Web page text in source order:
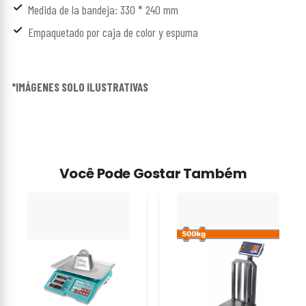
Medida de la bandeja: 330 * 240 mm
Empaquetado por caja de color y espuma
*IMÁGENES SOLO ILUSTRATIVAS
Você Pode Gostar Também